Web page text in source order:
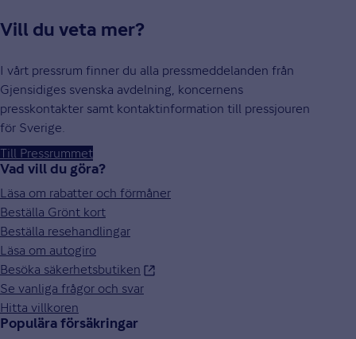
Vill du veta mer?
I vårt pressrum finner du alla pressmeddelanden från
Gjensidiges svenska avdelning, koncernens
presskontakter samt kontaktinformation till pressjouren
för Sverige.
Till Pressrummet
Vad vill du göra?
Läsa om rabatter och förmåner
Beställa Grönt kort
Beställa resehandlingar
Läsa om autogiro
Besöka säkerhetsbutiken
Se vanliga frågor och svar
Hitta villkoren
Populära försäkringar